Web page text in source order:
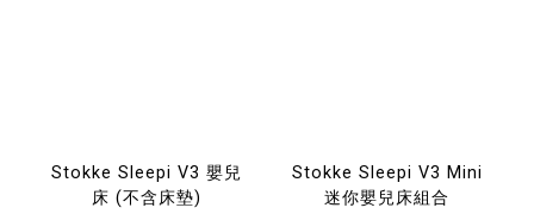
Stokke Sleepi V3 嬰兒
床 (不含床墊)
Stokke Sleepi V3 Mini
迷你嬰兒床組合